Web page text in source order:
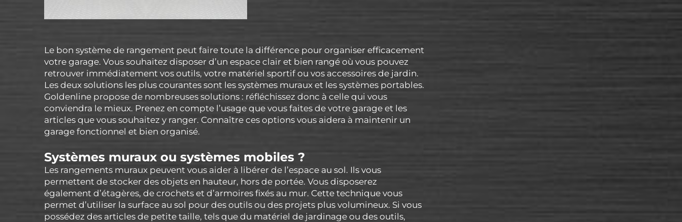
Le bon système de rangement peut faire toute la différence pour organiser efficacement
votre garage. Vous souhaitez disposer d’un espace clair et bien rangé où vous pouvez
retrouver immédiatement vos outils, votre matériel sportif ou vos accessoires de jardin.
Les deux solutions les plus courantes sont les systèmes muraux et les systèmes portables.
Goldenline propose de nombreuses solutions : réfléchissez donc à celle qui vous
conviendra le mieux. Prenez en compte l’usage que vous faites de votre garage et les
articles que vous souhaitez y ranger. Connaître ces options vous aidera à maintenir un
garage fonctionnel et bien organisé.
Systèmes muraux ou systèmes mobiles ?
Les rangements muraux peuvent vous aider à libérer de l’espace au sol. Ils vous
permettent de stocker des objets en hauteur, hors de portée. Vous disposerez
également d’étagères, de crochets et d’armoires fixés au mur. Cette technique vous
permet d’utiliser la surface au sol pour des outils ou des projets plus volumineux. Si vous
possédez des articles de petite taille, tels que du matériel de jardinage ou des outils,